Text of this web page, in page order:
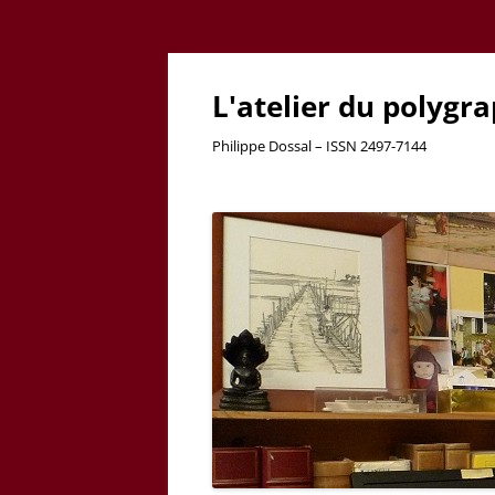
L'atelier du
Philippe Dossal – ISSN 2497-7144